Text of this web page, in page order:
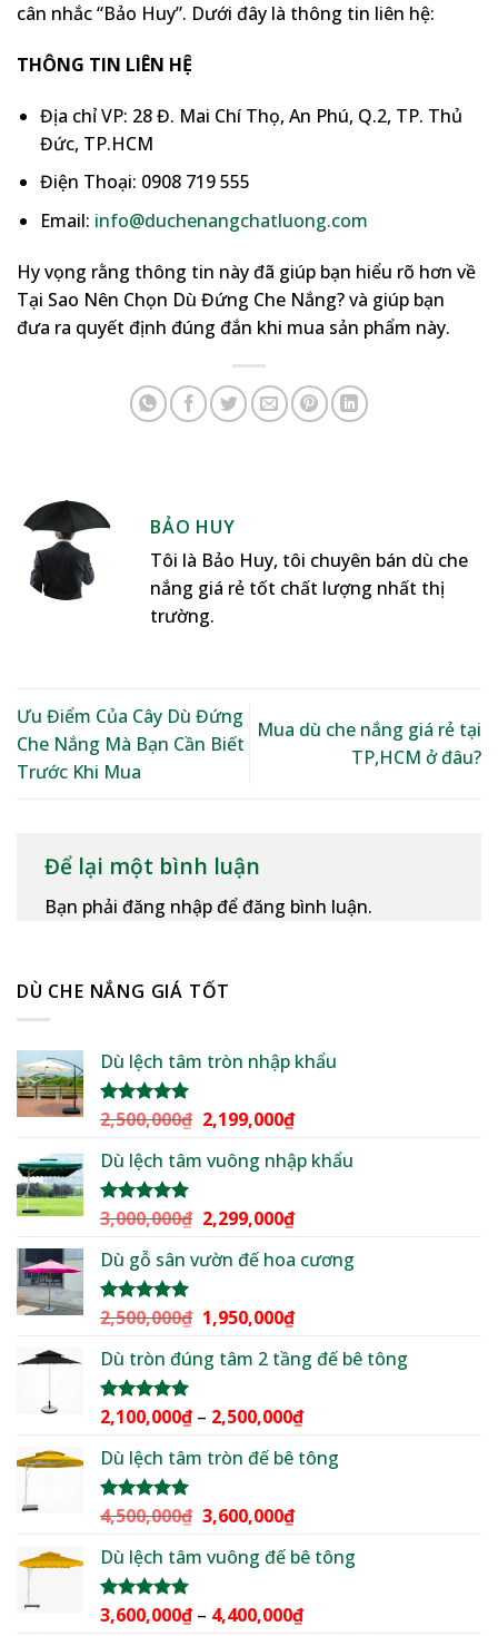
cân nhắc “Bảo Huy”. Dưới đây là thông tin liên hệ:
THÔNG TIN LIÊN HỆ
Địa chỉ VP: 28 Đ. Mai Chí Thọ, An Phú, Q.2, TP. Thủ
Đức, TP.HCM
Điện Thoại: 0908 719 555
Email: info@duchenangchatluong.com
Hy vọng rằng thông tin này đã giúp bạn hiểu rõ hơn về
Tại Sao Nên Chọn Dù Đứng Che Nắng? và giúp bạn
đưa ra quyết định đúng đắn khi mua sản phẩm này.
BẢO HUY
Tôi là Bảo Huy, tôi chuyên bán dù che
nắng giá rẻ tốt chất lượng nhất thị
trường.
Ưu Điểm Của Cây Dù Đứng
Che Nắng Mà Bạn Cần Biết
Trước Khi Mua
Mua dù che nắng giá rẻ tại
TP,HCM ở đâu?
Để lại một bình luận
Bạn phải đăng nhập để đăng bình luận.
DÙ CHE NẮNG GIÁ TỐT
Dù lệch tâm tròn nhập khẩu
Được xếp
5 sao
2,500,000₫ Giá
là:
2,199,000₫Giá
tại
2,199,000₫.
Dù lệch tâm vuông nhập khẩu
Được xếp
5 sao
3,000,000₫ Giá
là:
2,299,000₫Giá
tại
2,299,000₫.
Dù gỗ sân vườn đế hoa cương
Được xếp
5 sao
2,500,000₫ Giá
là:
1,950,000₫Giá
tại
1,950,000₫.
Dù tròn đúng tâm 2 tầng đế bê tông
Được xếp
5 sao
2,100,000₫ – 2,500,000₫Khoảng
từ
Dù lệch tâm tròn đế bê tông
Được xếp
5 sao
4,500,000₫ Giá
là:
3,600,000₫Giá
tại
3,600,000₫.
Dù lệch tâm vuông đế bê tông
Được xếp
3,600,000₫ – 4,400,000₫Khoảng